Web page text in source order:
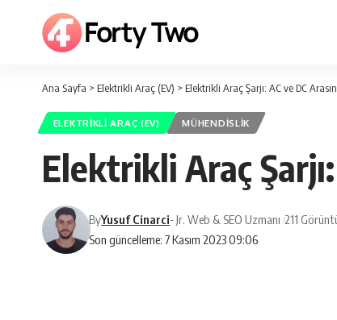
Ana Sayfa > Elektrikli Araç (EV) > Elektrikli Araç Şarjı: AC ve DC
ELEKTRIKLI ARAÇ (EV) MÜHENDISLIK
Elektrikli Araç
Son güncelleme: 7 Kasım 2023 09:06
ByYusuf Cinarci- Jr. Web & SEO Uzmanı 211